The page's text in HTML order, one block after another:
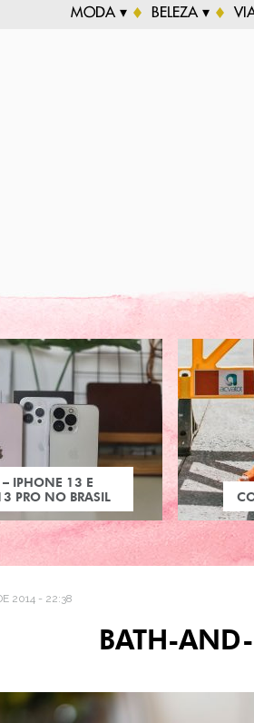
MODA ▾ BELEZA ▾
– IPHONE 13 E
PRO NO BRASIL
2014 - 22:38
BATH-